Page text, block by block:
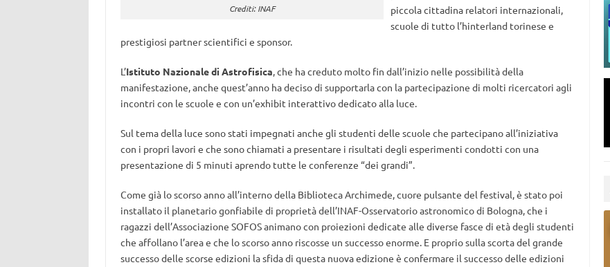
Crediti: INAF
piccola cittadina relatori internazionali,
scuole di tutto l’hinterland torinese e
prestigiosi partner scientifici e sponsor.
L’Istituto Nazionale di Astrofisica, che ha creduto molto fin dall’inizio nelle possibilità della
manifestazione, anche quest’anno ha deciso di supportarla con la partecipazione di molti ricercatori agli
incontri con le scuole e con un’exhibit interattivo dedicato alla luce.
Sul tema della luce sono stati impegnati anche gli studenti delle scuole che partecipano all’iniziativa
con i propri lavori e che sono chiamati a presentare i risultati degli esperimenti condotti con una
presentazione di 5 minuti aprendo tutte le conferenze “dei grandi”.
Come già lo scorso anno all’interno della Biblioteca Archimede, cuore pulsante del festival, è stato poi
installato il planetario gonfiabile di proprietà dell’INAF-Osservatorio astronomico di Bologna, che i
ragazzi dell’Associazione SOFOS animano con proiezioni dedicate alle diverse fasce di età degli studenti
che affollano l’area e che lo scorso anno riscosse un successo enorme. E proprio sulla scorta del grande
successo delle scorse edizioni la sfida di questa nuova edizione è confermare il successo delle edizioni